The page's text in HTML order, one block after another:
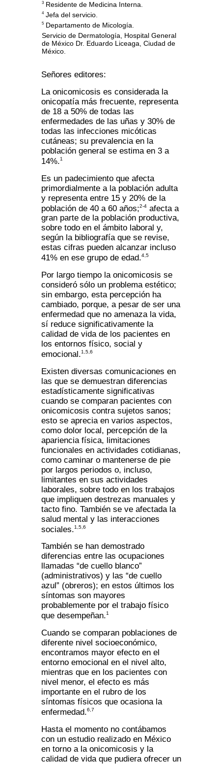
3 Residente de Medicina Interna.
4Jefa del servicio.
5 Departamento de Micología.
Servicio de Dermatología, Hospital General
de México Dr. Eduardo Liceaga, Ciudad de
México.
Señores editores:
La onicomicosis es considerada la
onicopatía más frecuente, representa
de 18 a 50% de todas las
enfermedades de las uñas y 30% de
todas las infecciones micóticas
cutáneas; su prevalencia en la
población general se estima en 3 a
14%.1
Es un padecimiento que afecta
primordialmente a la población adulta
y representa entre 15 y 20% de la
población de 40 a 60 años;2-4 afecta a
gran parte de la población productiva,
sobre todo en el ámbito laboral y,
según la bibliografía que se revise,
estas cifras pueden alcanzar incluso
41% en ese grupo de edad.4,5
Por largo tiempo la onicomicosis se
consideró sólo un problema estético;
sin embargo, esta percepción ha
cambiado, porque, a pesar de ser una
enfermedad que no amenaza la vida,
sí reduce significativamente la
calidad de vida de los pacientes en
los entornos físico, social y
emocional.1,5,6
Existen diversas comunicaciones en
las que se demuestran diferencias
estadísticamente significativas
cuando se comparan pacientes con
onicomicosis contra sujetos sanos;
esto se aprecia en varios aspectos,
como dolor local, percepción de la
apariencia física, limitaciones
funcionales en actividades cotidianas,
como caminar o mantenerse de pie
por largos periodos o, incluso,
limitantes en sus actividades
laborales, sobre todo en los trabajos
que impliquen destrezas manuales y
tacto fino. También se ve afectada la
salud mental y las interacciones
sociales.1,5,6
También se han demostrado
diferencias entre las ocupaciones
llamadas “de cuello blanco”
(administrativos) y las “de cuello
azul” (obreros); en estos últimos los
síntomas son mayores
probablemente por el trabajo físico
que desempeñan.1
Cuando se comparan poblaciones de
diferente nivel socioeconómico,
encontramos mayor efecto en el
entorno emocional en el nivel alto,
mientras que en los pacientes con
nivel menor, el efecto es más
importante en el rubro de los
síntomas físicos que ocasiona la
enfermedad.6,7
Hasta el momento no contábamos
con un estudio realizado en México
en torno a la onicomicosis y la
calidad de vida que pudiera ofrecer un